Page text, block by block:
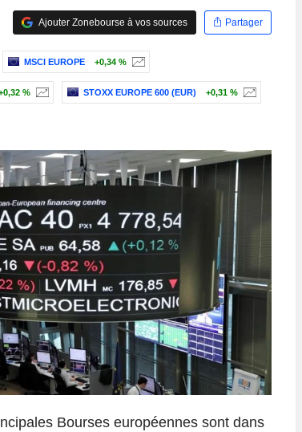
Ajouter Zonebourse à vos sources
Partager
MSCI EUROPE +0,34 %
% STOXX EUROPE 600 (EUR) +0,31 %
Bourses européennes sont dans